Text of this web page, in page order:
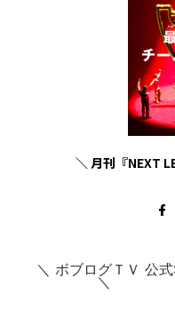
＼ 月刊『NEXT
＼ ボブログＴＶ 公